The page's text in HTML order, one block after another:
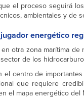
el proceso seguirá
ambientales y de
energético
otra zona marítima
de los
el centro de
que requiere
el mapa energético